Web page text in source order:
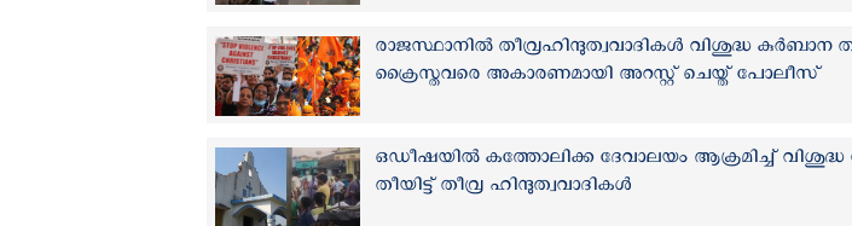
രാജസ്ഥാനിൽ തീവ്രഹിന്ദുത്വവാദികള്‍ വിശുദ്ധ കുര്‍ബാന
ക്രൈസ്തവരെ അകാരണമായി അറസ്റ്റ് ചെയ്ത് പോലീസ്
ഒഡീഷയില്‍ കത്തോലിക്ക ദേവാലയം ആക്രമിച്ച് വിശുദ്ധ
തീയിട്ട് തീവ്ര ഹിന്ദുത്വവാദികള്‍